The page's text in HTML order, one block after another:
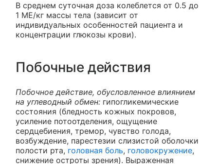
В среднем суточная доза колеблется от 0.5 до
1 МЕ/кг массы тела (зависит от
индивидуальных особенностей пациента и
концентрации глюкозы крови).
Побочные действия
Побочное действие, обусловленное влиянием
на углеводный обмен: гипогликемические
состояния (бледность кожных покровов,
усиление потоотделения, ощущение
сердцебиения, тремор, чувство голода,
возбуждение, парестезии слизистой оболочки
полости рта, головная боль, головокружение,
снижение остроты зрения). Выраженная